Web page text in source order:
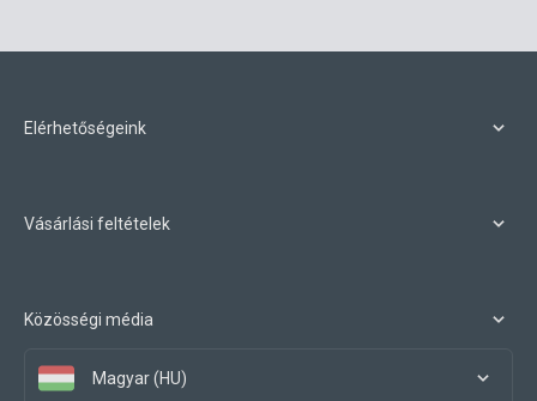
Elérhetőségeink
Vásárlási feltételek
Közösségi média
Magyar (HU)